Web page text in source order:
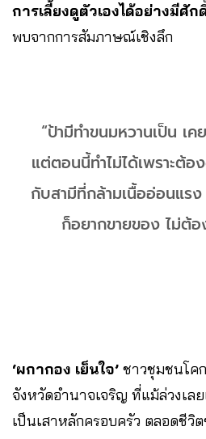
การเลี้ยงดูตัวเองได้อย่างมีศัก
พบจากการสัมภาษณ์เชิงลึก
“ป้ามีทำขนมหวานเป็น เ
แต่ตอนนี้ทำไม่ได้เพราะต้
กับสามีที่กล้ามเนื้ออ่อนแร
ก็อยากขายของ ไม่ต้
‘ผกากอง เย็นใจ’ ชาวชุมชนโค
จังหวัดอำนาจเจริญ ที่แม้ล่วงเล
เป็นเสาหลักครอบครัว ตลอดชีวิ